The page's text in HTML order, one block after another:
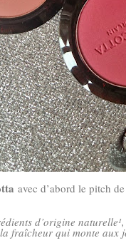
avec d’abord le pitch
d’origine
fraîcheur qui monte